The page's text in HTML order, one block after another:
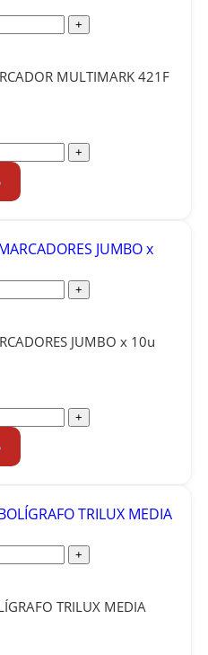
+
MULTIMARK 421F
+
+
JUMBO x 10u
+
+
TRILUX MEDIA